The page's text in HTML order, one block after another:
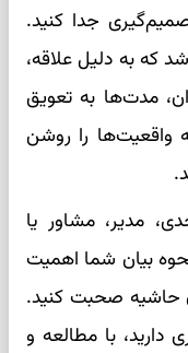
جدا کنید.
که به دلیل علاقه،
مدت‌ها به تعویق
واقعیت‌ها را روشن
مدیر، مشاور یا
بیان شما اهمیت
حاشیه صحبت کنید.
دارید، با مطالعه و